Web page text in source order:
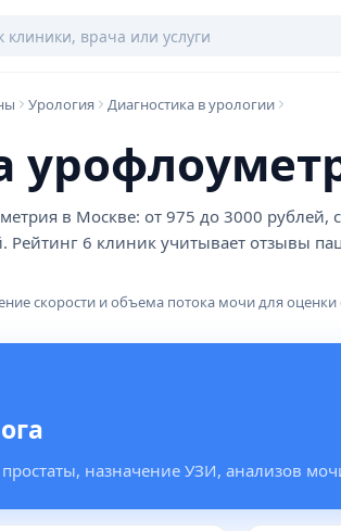
Урология Диагностика в урологии
в Москве: от 975 до 3000
Рейтинг 6 клиник учитывает отзывы
скорости и объема потока мочи для
назначение УЗИ, анализов